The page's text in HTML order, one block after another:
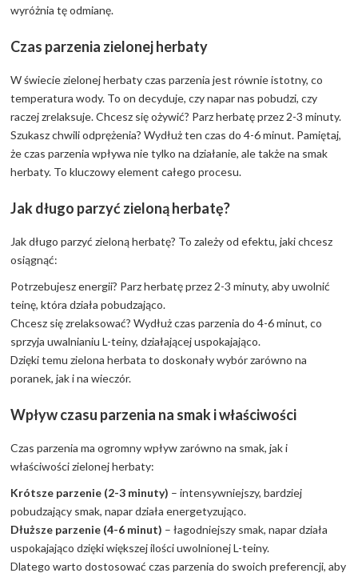
wyróżnia tę odmianę.
Czas parzenia zielonej herbaty
W świecie zielonej herbaty czas parzenia jest równie istotny, co
temperatura wody. To on decyduje, czy napar nas pobudzi, czy
raczej zrelaksuje. Chcesz się ożywić? Parz herbatę przez 2-3 minuty.
Szukasz chwili odprężenia? Wydłuż ten czas do 4-6 minut. Pamiętaj,
że czas parzenia wpływa nie tylko na działanie, ale także na smak
herbaty. To kluczowy element całego procesu.
Jak długo parzyć zieloną herbatę?
Jak długo parzyć zieloną herbatę? To zależy od efektu, jaki chcesz
osiągnąć:
Potrzebujesz energii? Parz herbatę przez 2-3 minuty, aby uwolnić
teinę, która działa pobudzająco.
Chcesz się zrelaksować? Wydłuż czas parzenia do 4-6 minut, co
sprzyja uwalnianiu L-teiny, działającej uspokajająco.
Dzięki temu zielona herbata to doskonały wybór zarówno na
poranek, jak i na wieczór.
Wpływ czasu parzenia na smak i właściwości
Czas parzenia ma ogromny wpływ zarówno na smak, jak i
właściwości zielonej herbaty:
Krótsze parzenie (2-3 minuty) – intensywniejszy, bardziej
pobudzający smak, napar działa energetyzująco.
Dłuższe parzenie (4-6 minut) – łagodniejszy smak, napar działa
uspokajająco dzięki większej ilości uwolnionej L-teiny.
Dlatego warto dostosować czas parzenia do swoich preferencji, aby